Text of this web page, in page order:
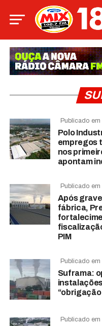
Publicado
Polo
empregos
nos
apontam
Publicado
Após
fábrica,
PIM
Publicado
Suframa:
Publicado